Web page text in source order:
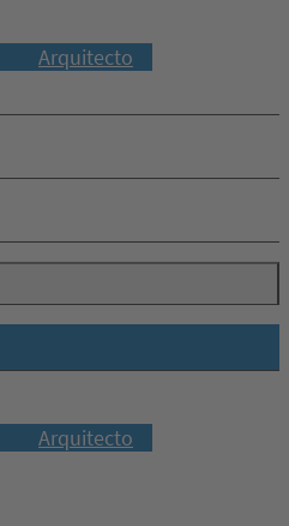
Arquitecto
Arquitecto